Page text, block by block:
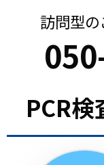
訪問型
PCR